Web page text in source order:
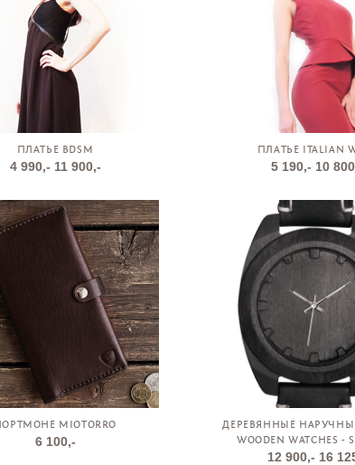
ПЛАТЬЕ BDSM
4 990,- 11 900,-
ПЛАТЬЕ ITALIAN
5 190,- 10
MIOTORRO
6 100,-
ДЕРЕВЯННЫЕ
WOODEN WATCHES -
12 900,- 16